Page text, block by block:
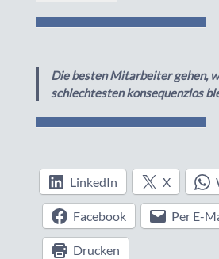
Die besten Mitarbeiter gehen,
schlechtesten konsequenzlos
LinkedIn X
Facebook Per E-
Drucken